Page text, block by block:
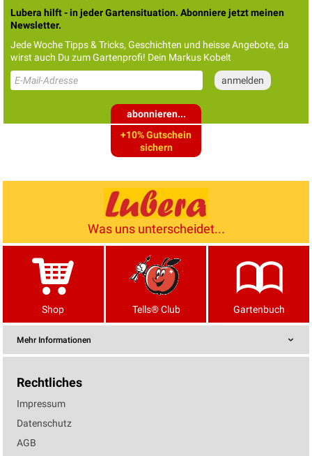
Lubera hilft - in jeder Gartensituation. Abonniere jetzt meinen
Newsletter.
Jede Woche Tipps & Tricks, Geschichten und heisse Angebote, da
wirst auch Du zum Gartenprofi! Dein Markus Kobelt
abonnieren...
+10% Gutschein
sichern
Was uns unterscheidet...
Shop Tells® Club Gartenbuch
Mehr Informationen
Rechtliches
Impressum
Datenschutz
AGB